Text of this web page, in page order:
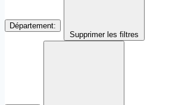
Département:
Supprimer les filtres